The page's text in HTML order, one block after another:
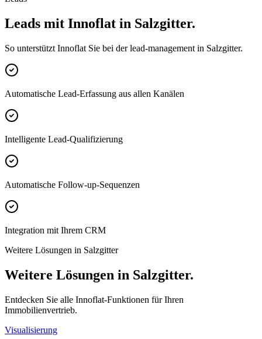
Leads mit Innoflat in Salzgitter.
So unterstützt Innoflat Sie bei der lead-management in Salzgitter.
Automatische Lead-Erfassung aus allen Kanälen
Intelligente Lead-Qualifizierung
Automatische Follow-up-Sequenzen
Integration mit Ihrem CRM
Weitere Lösungen in Salzgitter
Weitere Lösungen in Salzgitter.
Entdecken Sie alle Innoflat-Funktionen für Ihren
Immobilienvertrieb.
Visualisierung